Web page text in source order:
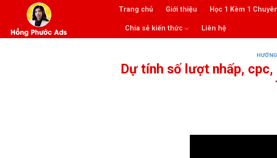
content
Trang chủ Giới thiệu Học 1 Kèm 1
Chia sẻ kiến thức Liên hệ
Dự tính số lượt nhấp,